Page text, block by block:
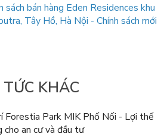
sách bán hàng Eden Residences khu
Tây Hồ, Hà Nội - Chính sách mới
KHÁC
Forestia Park MIK Phố Nối - Lợi thế
cho an cư và đầu tư